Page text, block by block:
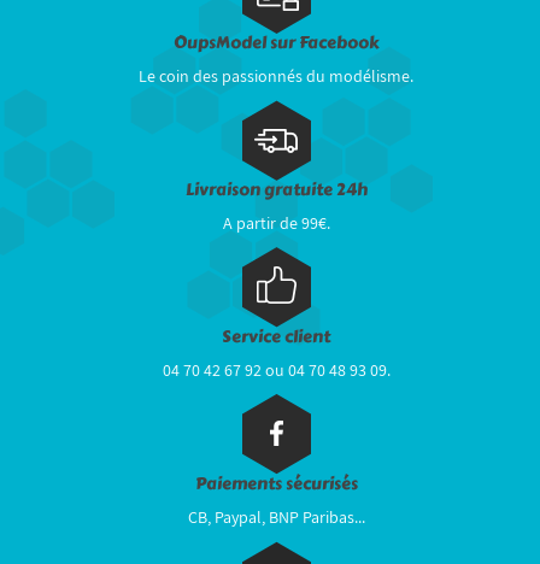
OupsModel sur Facebook
Le coin des passionnés du modélisme.
Livraison gratuite 24h
A partir de 99€.
Service client
04 70 42 67 92 ou 04 70 48 93 09.
Paiements sécurisés
CB, Paypal, BNP Paribas...